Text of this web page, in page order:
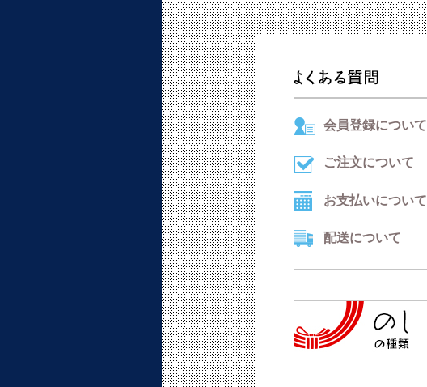
会員登録について
ご注文について
お支払いについて
配送について